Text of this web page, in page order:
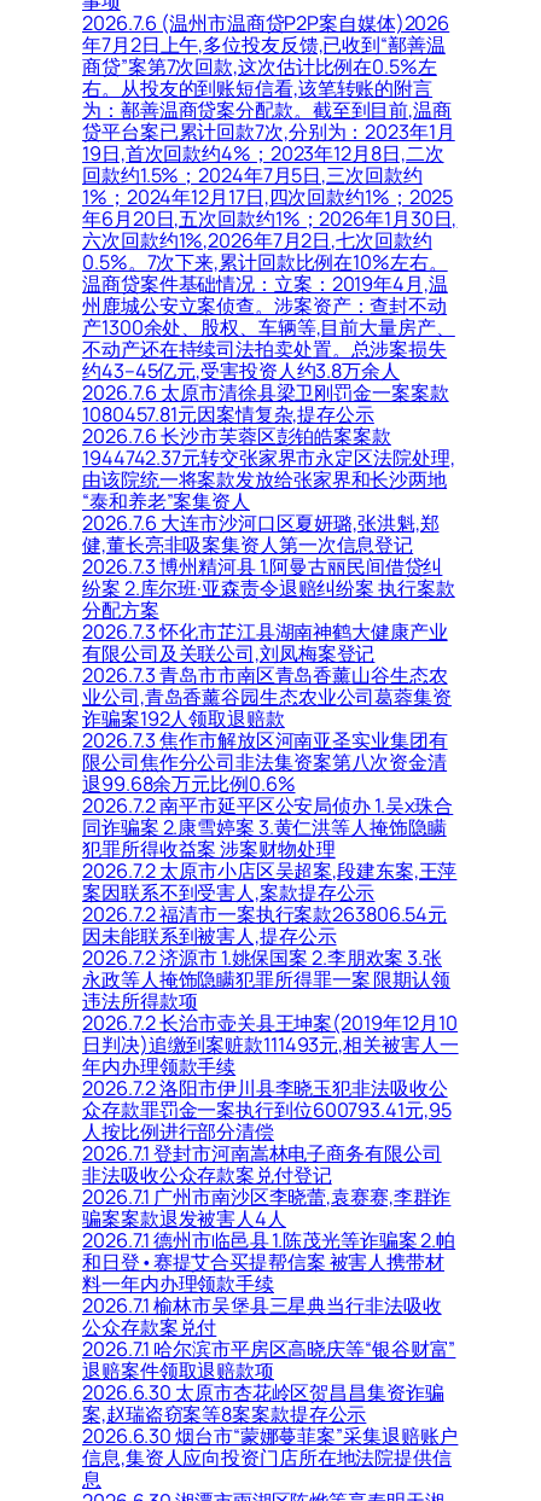
2026.7.6 (温州市温商贷P2P案自媒体)2026
年7月2日上午,多位投友反馈,已收到“鄯善温
商贷”案第7次回款,这次估计比例在0.5%左
右。从投友的到账短信看,该笔转账的附言
为：鄯善温商贷案分配款。截至到目前,温商
贷平台案已累计回款7次,分别为：2023年1月
19日,首次回款约4%；2023年12月8日,二次
回款约1.5%；2024年7月5日,三次回款约
1%；2024年12月17日,四次回款约1%；2025
年6月20日,五次回款约1%；2026年1月30日,
六次回款约1%,2026年7月2日,七次回款约
0.5%。7次下来,累计回款比例在10%左右。
温商贷案件基础情况：立案：2019年4月,温
州鹿城公安立案侦查。涉案资产：查封不动
产1300余处、股权、车辆等,目前大量房产、
不动产还在持续司法拍卖处置。总涉案损失
约43–45亿元,受害投资人约3.8万余人
2026.7.6 太原市清徐县梁卫刚罚金一案案款
1080457.81元因案情复杂,提存公示
2026.7.6 长沙市芙蓉区彭铂皓案案款
1944742.37元转交张家界市永定区法院处理,
由该院统一将案款发放给张家界和长沙两地
“泰和养老”案集资人
2026.7.6 大连市沙河口区夏妍璐,张洪魁,郑
健,董长亮非吸案集资人第一次信息登记
2026.7.3 博州精河县 1.阿曼古丽民间借贷纠
纷案 2.库尔班·亚森责令退赔纠纷案 执行案款
分配方案
2026.7.3 怀化市芷江县湖南神鹤大健康产业
有限公司及关联公司,刘凤梅案登记
2026.7.3 青岛市市南区青岛香薰山谷生态农
业公司,青岛香薰谷园生态农业公司葛蓉集资
诈骗案192人领取退赔款
2026.7.3 焦作市解放区河南亚圣实业集团有
限公司焦作分公司非法集资案第八次资金清
退99.68余万元比例0.6%
2026.7.2 南平市延平区公安局侦办 1.吴x珠合
同诈骗案 2.康雪婷案 3.黄仁洪等人掩饰隐瞒
犯罪所得收益案 涉案财物处理
2026.7.2 太原市小店区吴超案,段建东案,王萍
案因联系不到受害人,案款提存公示
2026.7.2 福清市一案执行案款263806.54元
因未能联系到被害人,提存公示
2026.7.2 济源市 1.姚保国案 2.李朋欢案 3.张
永政等人掩饰隐瞒犯罪所得罪一案 限期认领
违法所得款项
2026.7.2 长治市壶关县王坤案(2019年12月10
日判决)追缴到案赃款111493元,相关被害人一
年内办理领款手续
2026.7.2 洛阳市伊川县李晓玉犯非法吸收公
众存款罪罚金一案执行到位600793.41元,95
人按比例进行部分清偿
2026.7.1 登封市河南嵩林电子商务有限公司
非法吸收公众存款案兑付登记
2026.7.1 广州市南沙区李晓蕾,袁赛赛,李群诈
骗案案款退发被害人4人
2026.7.1 德州市临邑县 1.陈茂光等诈骗案 2.帕
和日登•赛提艾合买提帮信案 被害人携带材
料一年内办理领款手续
2026.7.1 榆林市吴堡县三星典当行非法吸收
公众存款案兑付
2026.7.1 哈尔滨市平房区高晓庆等“银谷财富”
退赔案件领取退赔款项
2026.6.30 太原市杏花岭区贺昌昌集资诈骗
案,赵瑞盗窃案等8案案款提存公示
2026.6.30 烟台市“蒙娜蔓菲案”采集退赔账户
信息,集资人应向投资门店所在地法院提供信
息